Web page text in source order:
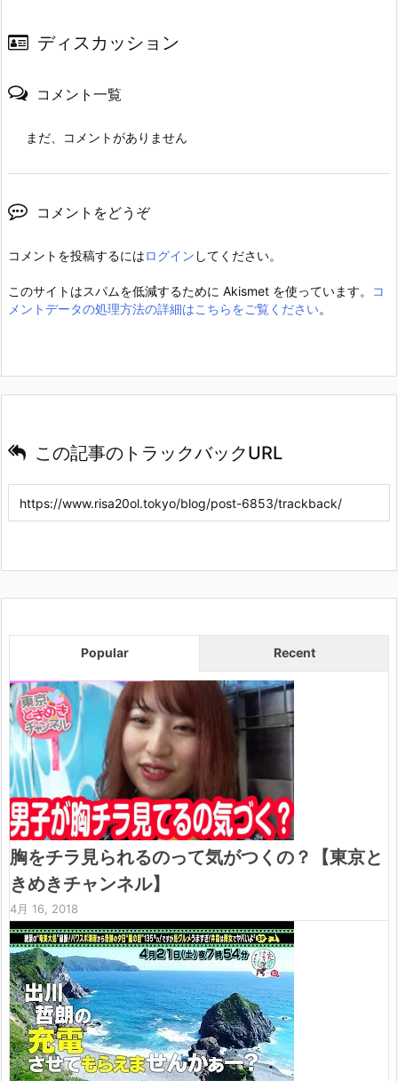
ディスカッション
コメント一覧
まだ、コメントがありません
コメントをどうぞ
コメントを投稿するにはログイン してください。
このサイトはスパムを低減するために Akismet を使っています。
コ
メントデータの処理方法の詳細はこちらをご覧ください。
この記事のトラックバックURL
Popular Recent
胸をチラ見られるのって気がつくの？【東京と
きめきチャンネル】
4月 16, 2018